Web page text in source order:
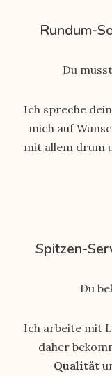
Rundum-
Du
Ich spreche
mich auf
mit allem drum
Spitzen-
Du
Ich arbeite mit
daher
Qualität